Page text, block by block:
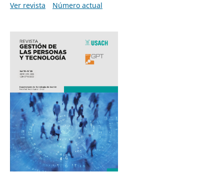
Ver revista
Número actual